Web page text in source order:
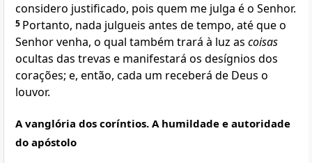
considero justificado, pois quem me julga é o Senhor.
5 Portanto, nada julgueis antes de tempo, até que o
Senhor venha, o qual também trará à luz as coisas
ocultas das trevas e manifestará os desígnios dos
corações; e, então, cada um receberá de Deus o
louvor.
A vanglória dos coríntios. A humildade e autoridade
do apóstolo